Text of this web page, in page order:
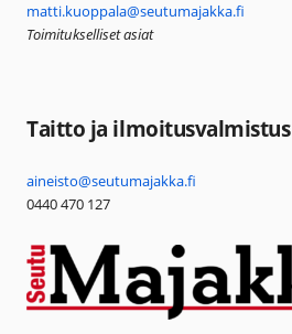
matti.kuoppala@seutumajakka.fi
Toimitukselliset asiat
Taitto ja ilmoitusvalmistus
aineisto@seutumajakka.fi
0440 470 127